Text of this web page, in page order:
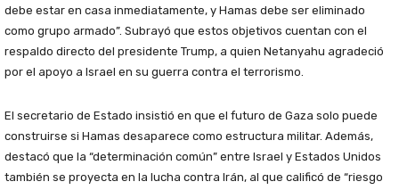
debe estar en casa inmediatamente, y Hamas debe ser eliminado
como grupo armado”. Subrayó que estos objetivos cuentan con el
respaldo directo del presidente Trump, a quien Netanyahu agradeció
por el apoyo a Israel en su guerra contra el terrorismo.
El secretario de Estado insistió en que el futuro de Gaza solo puede
construirse si Hamas desaparece como estructura militar. Además,
destacó que la “determinación común” entre Israel y Estados Unidos
también se proyecta en la lucha contra Irán, al que calificó de “riesgo